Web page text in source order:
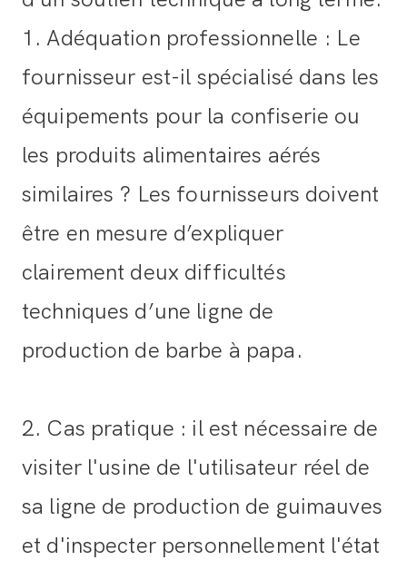
1. Adéquation professionnelle : Le
fournisseur est-il spécialisé dans les
équipements pour la confiserie ou
les produits alimentaires aérés
similaires ? Les fournisseurs doivent
être en mesure d’expliquer
clairement deux difficultés
techniques d’une ligne de
production de barbe à papa.
2. Cas pratique : il est nécessaire de
visiter l'usine de l'utilisateur réel de
sa ligne de production de guimauves
et d'inspecter personnellement l'état